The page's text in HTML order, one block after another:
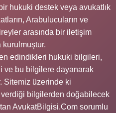
hukuki destek veya avukatlık
Arabulucuların ve
arasında bir iletişim
kurulmuştur.
edindikleri hukuki bilgileri,
ve bu bilgilere dayanarak
Sitemiz üzerinde ki
bilgilerden doğabilecek
AvukatBilgisi.Com sorumlu